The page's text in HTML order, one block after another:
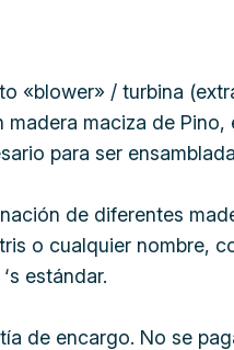
«blower» / turbina
madera maciza de
para ser
de diferentes
o cualquier nombre,
estándar.
de encargo. No se